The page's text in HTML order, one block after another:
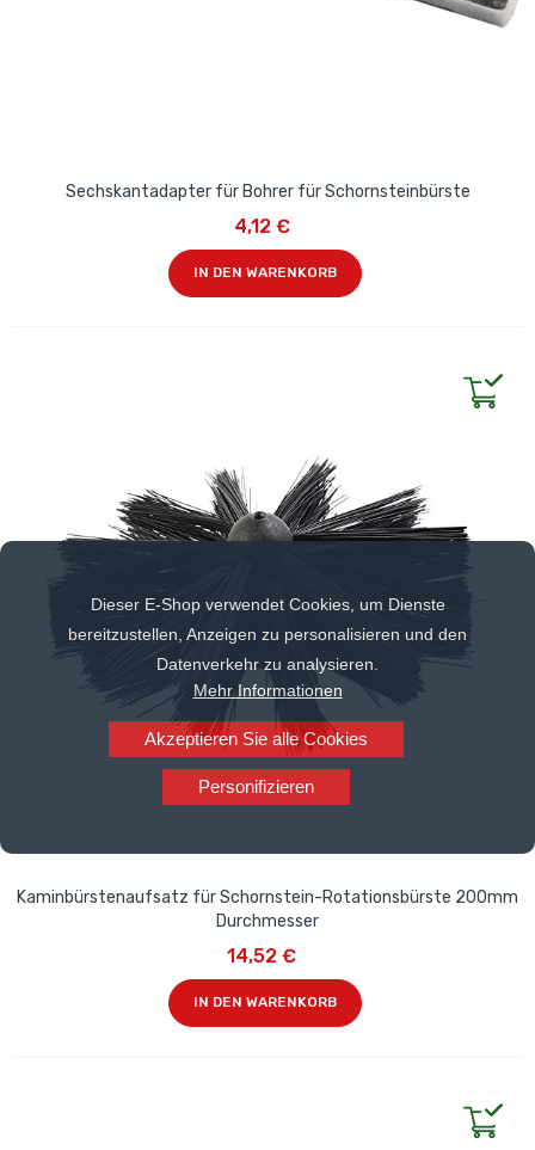
Dieser E-Shop verwendet Cookies, um Dienste
bereitzustellen, Anzeigen zu personalisieren und den
Datenverkehr zu analysieren.
Mehr Informationen
Akzeptieren Sie alle Cookies
Personifizieren
Sechskantadapter für Bohrer für Schornsteinbürste
4,12 €
IN DEN WARENKORB
Kaminbürstenaufsatz für Schornstein-Rotationsbürste 200mm
Durchmesser
14,52 €
IN DEN WARENKORB